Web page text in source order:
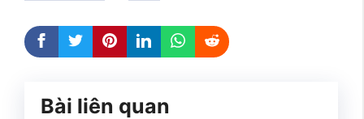
Bài liên quan